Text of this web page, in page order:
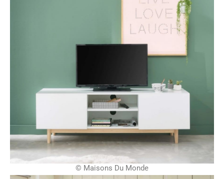
© Maisons Du Monde